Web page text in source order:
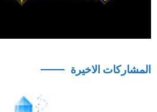
المشاركات الاخيرة